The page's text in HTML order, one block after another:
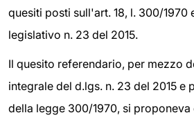
quesiti posti sull'art. 18, l. 300/1970
legislativo n. 23 del 2015.
Il quesito referendario, per mezzo
integrale del d.lgs. n. 23 del 2015 e
della legge 300/1970, si